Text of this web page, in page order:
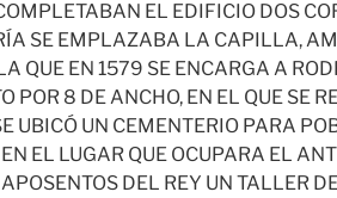
EL EDIFICIO DOS
SE EMPLAZABA LA CAPILLA,
QUE EN 1579 SE ENCARGA A
POR 8 DE ANCHO, EN EL QUE SE
UBICÓ UN CEMENTERIO PARA
EL LUGAR QUE OCUPARA EL
DEL REY UN TALLER